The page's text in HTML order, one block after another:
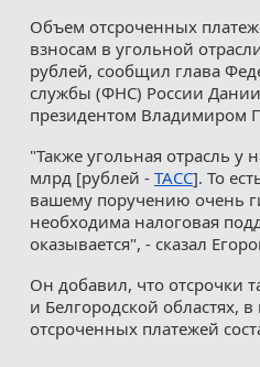
Объем отсроченных
взносам в угольной
рублей, сообщил глава
службы (ФНС) России
президентом Владимиром
"Также угольная отрасль у
млрд [рублей - ТАСС]. То
вашему поручению очень
необходима налоговая
оказывается", - сказал
Он добавил, что отсрочки
и Белгородской областях,
отсроченных платежей